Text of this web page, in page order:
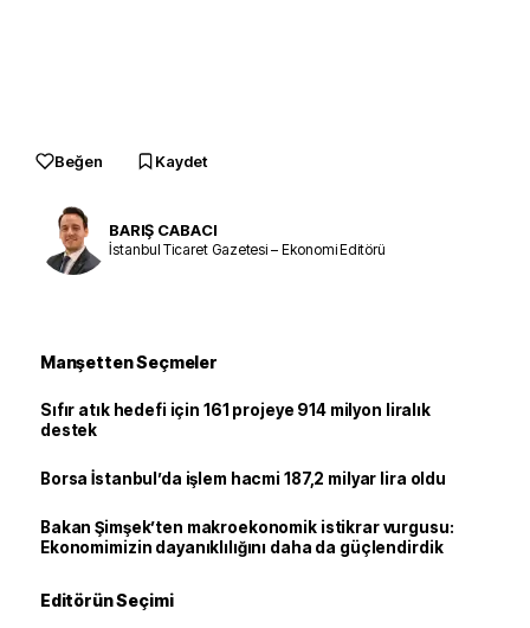
Beğen Kaydet
BARIŞ CABACI
İstanbul Ticaret Gazetesi – Ekonomi Editörü
Manşetten Seçmeler
Sıfır atık hedefi için 161 projeye 914 milyon liralık
destek
Borsa İstanbul’da işlem hacmi 187,2 milyar lira oldu
Bakan Şimşek’ten makroekonomik istikrar vurgusu:
Ekonomimizin dayanıklılığını daha da güçlendirdik
Editörün Seçimi